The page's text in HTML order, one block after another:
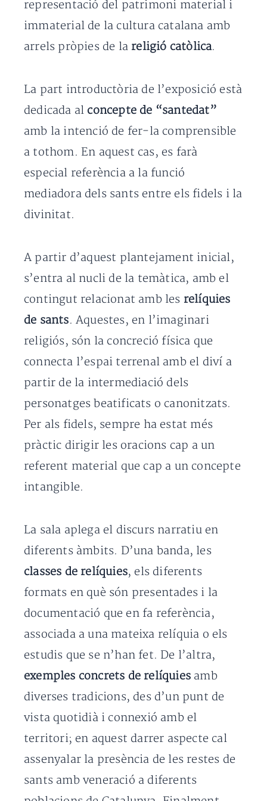
representació del patrimoni material i
immaterial de la cultura catalana amb
arrels pròpies de la religió catòlica.
La part introductòria de l’exposició està
dedicada al concepte de “santedat”
amb la intenció de fer-la comprensible
a tothom. En aquest cas, es farà
especial referència a la funció
mediadora dels sants entre els fidels i la
divinitat.
A partir d’aquest plantejament inicial,
s’entra al nucli de la temàtica, amb el
contingut relacionat amb les relíquies
de sants. Aquestes, en l’imaginari
religiós, són la concreció física que
connecta l’espai terrenal amb el diví a
partir de la intermediació dels
personatges beatificats o canonitzats.
Per als fidels, sempre ha estat més
pràctic dirigir les oracions cap a un
referent material que cap a un concepte
intangible.
La sala aplega el discurs narratiu en
diferents àmbits. D’una banda, les
classes de relíquies, els diferents
formats en què són presentades i la
documentació que en fa referència,
associada a una mateixa relíquia o els
estudis que se n’han fet. De l’altra,
exemples concrets de relíquies amb
diverses tradicions, des d’un punt de
vista quotidià i connexió amb el
territori; en aquest darrer aspecte cal
assenyalar la presència de les restes de
sants amb veneració a diferents